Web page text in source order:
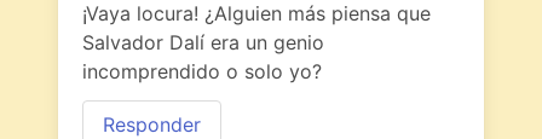
¡Vaya locura! ¿Alguien más piensa que
Salvador Dalí era un genio
incomprendido o solo yo?
Responder